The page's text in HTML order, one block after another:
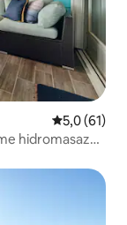
Vlerësimi
5,0 (61)
hidromasazh,